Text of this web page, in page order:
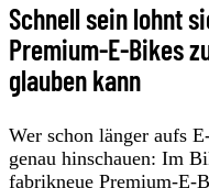
Schnell sein lohnt
Premium-E-Bikes
glauben kann
Wer schon länger aufs
genau hinschauen: Im
fabrikneue Premium-E-